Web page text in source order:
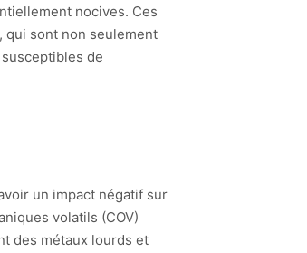
nocives. Ces
qui sont non seulement
de
un impact négatif sur
volatils (COV)
des métaux lourds et